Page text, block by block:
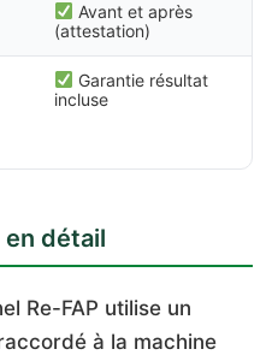
Avant et après
(attestation)
Garantie résultat
incluse
en détail
Re-FAP utilise un
à la machine